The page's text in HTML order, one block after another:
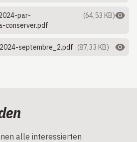
par-
conserver.pdf
(64,53 KB)
septembre_2.pdf (87,33 KB)
alle interessierten